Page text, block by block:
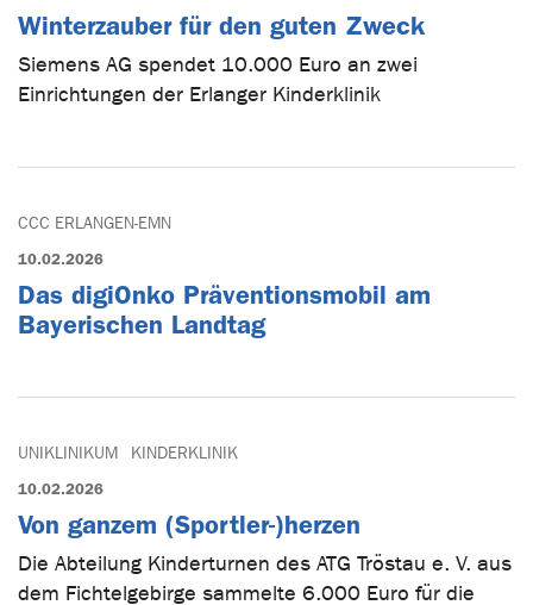
Winterzauber für den guten Zweck
Siemens AG spendet 10.000 Euro an zwei
Einrichtungen der Erlanger Kinderklinik
CCC ERLANGEN-EMN
10.02.2026
Das digiOnko Präventionsmobil am
Bayerischen Landtag
UNIKLINIKUM KINDERKLINIK
10.02.2026
Von ganzem (Sportler-)herzen
Die Abteilung Kinderturnen des ATG Tröstau e. V. aus
dem Fichtelgebirge sammelte 6.000 Euro für die